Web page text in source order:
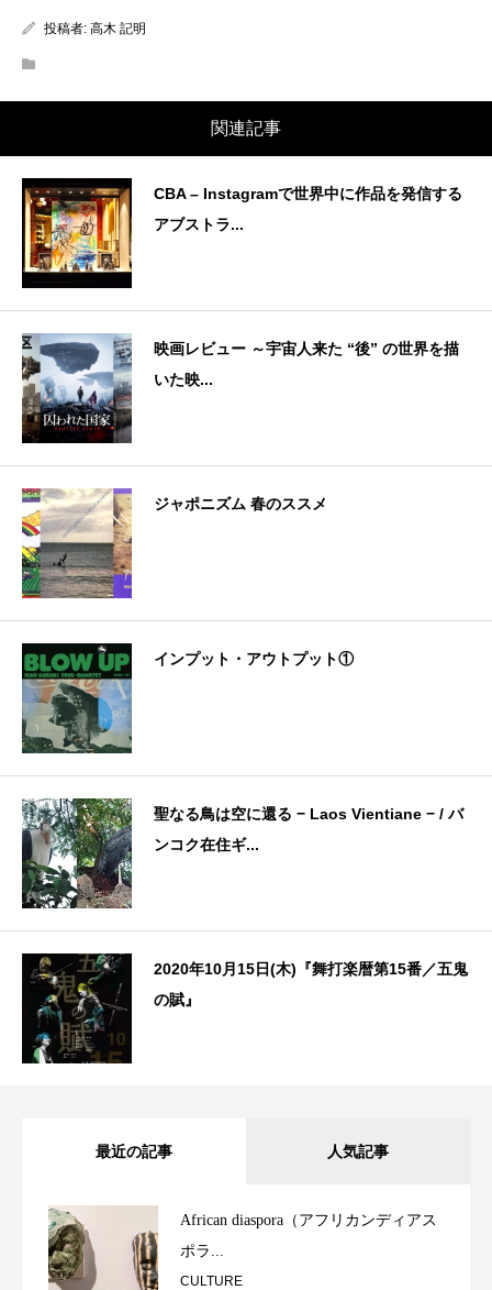
投稿者: 高木 記明
関連記事
CBA – Instagramで世界中に作品を発信する
アブストラ...
映画レビュー ～宇宙人来た “後” の世界を描
いた映...
ジャポニズム 春のススメ
インプット・アウトプット①
聖なる鳥は空に還る − Laos Vientiane − / バ
ンコク在住ギ...
2020年10月15日(木)『舞打楽暦第15番／五鬼
の賦』
最近の記事 人気記事
African diaspora（アフリカンディアス
ポラ...
CULTURE